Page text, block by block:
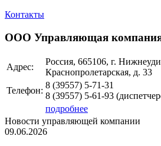
Контакты
ООО Управляющая компания
Адрес:
Россия, 665106, г.
Краснопролетарская, д. 33
Телефон:
8 (39557) 5-71-31
8 (39557) 5-61-93
подробнее
Новости управляющей компании
09.06.2026